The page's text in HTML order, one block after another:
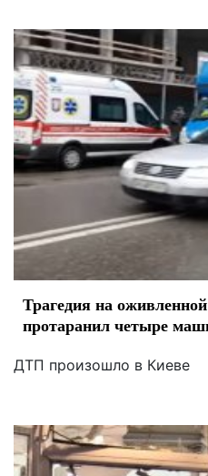
Трагедия на
протаранил четыре
ДТП произошло в Киеве